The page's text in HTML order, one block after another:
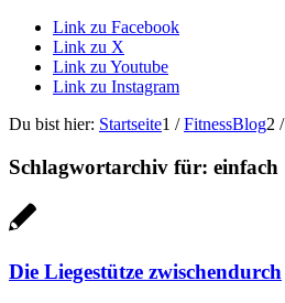
Link zu Facebook
Link zu X
Link zu Youtube
Link zu Instagram
Du bist hier: Startseite1 / FitnessBlog2 /
Schlagwortarchiv für: einfach
Die Liegestütze zwischendurch